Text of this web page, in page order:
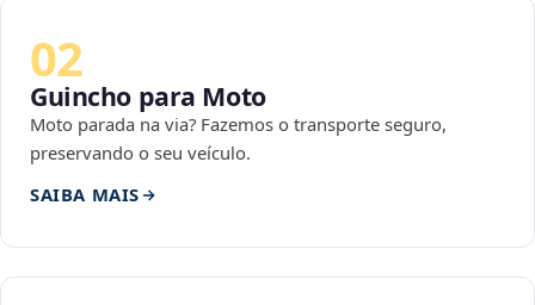
02
Guincho para Moto
Moto parada na via? Fazemos o transporte seguro,
preservando o seu veículo.
SAIBA MAIS